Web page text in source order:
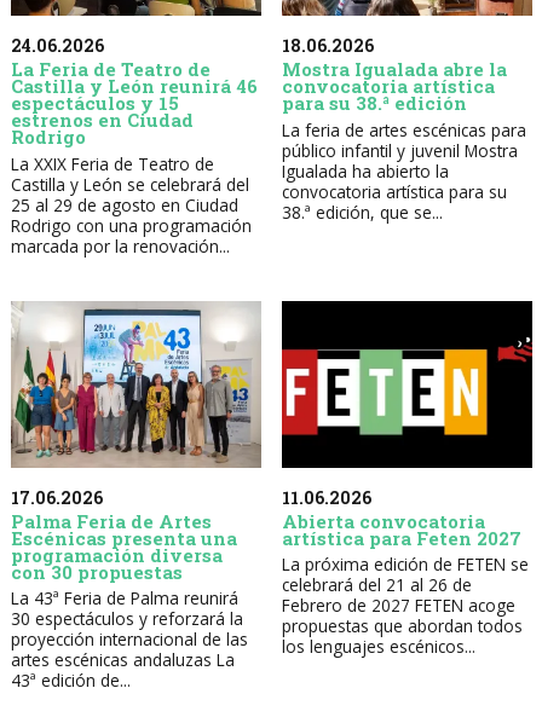
24.06.2026
La Feria de Teatro de
Castilla y León reunirá 46
espectáculos y 15
estrenos en Ciudad
Rodrigo
La XXIX Feria de Teatro de
Castilla y León se celebrará del
25 al 29 de agosto en Ciudad
Rodrigo con una programación
marcada por la renovación...
18.06.2026
Mostra Igualada abre la
convocatoria artística
para su 38.ª edición
La feria de artes escénicas para
público infantil y juvenil Mostra
Igualada ha abierto la
convocatoria artística para su
38.ª edición, que se...
17.06.2026
Palma Feria de Artes
Escénicas presenta una
programación diversa
con 30 propuestas
La 43ª Feria de Palma reunirá
30 espectáculos y reforzará la
proyección internacional de las
artes escénicas andaluzas La
43ª edición de...
11.06.2026
Abierta convocatoria
artística para Feten 2027
La próxima edición de FETEN se
celebrará del 21 al 26 de
Febrero de 2027 FETEN acoge
propuestas que abordan todos
los lenguajes escénicos...